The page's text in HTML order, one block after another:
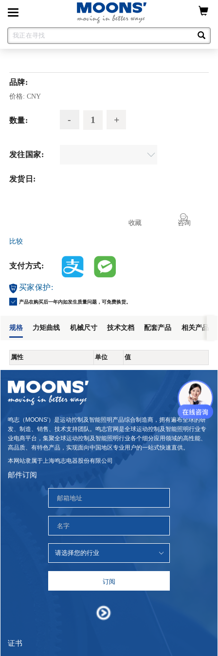
Toggle
navigation
品牌:
价格: CNY
数量:
发往国家:
发货日:
咨询
收藏
比较
支付方式:
买家保护:
产品在购买后一年内如发生质量问题，可免费换货。
规格 力矩曲线 机械尺寸 技术文档 配套产品 相关产品
属性 单位 值
鸣志（MOONS'）是运动控制及智能照明产品综合制造商，拥有遍布全球的研
发、制造、销售、技术支持团队。鸣志官网是全球运动控制及智能照明行业专
业电商平台，集聚全球运动控制及智能照明行业各个细分应用领域的高性能、
高品质、有特色产品，实现面向中国地区专业用户的一站式快速直供。
本网站隶属于上海鸣志电器股份有限公司
邮件订阅
订阅
证书